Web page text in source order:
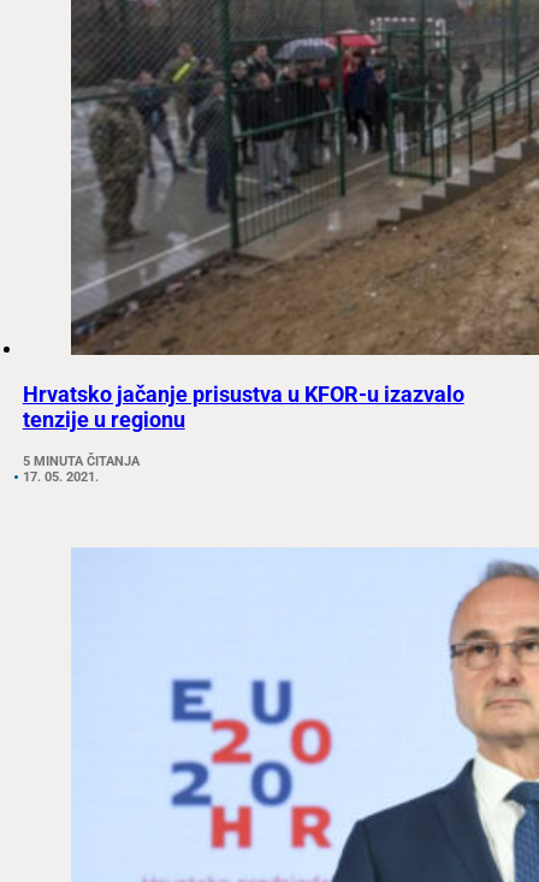
Hrvatsko jačanje prisustva u KFOR-u izazvalo
tenzije u regionu
5 MINUTA ČITANJA
17. 05. 2021.